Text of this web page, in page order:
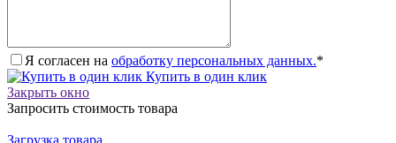
Я согласен на обработку персональных данных.*
Купить в один клик
Закрыть окно
Запросить стоимость товара
Загрузка товара